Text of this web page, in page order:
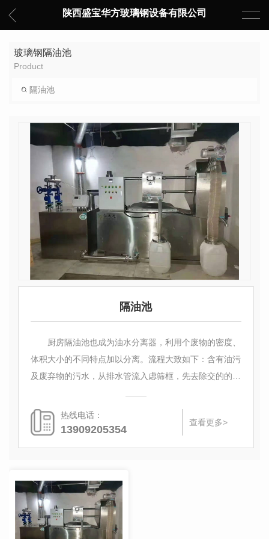
陕西盛宝华方玻璃钢设备有限公司
玻璃钢隔油池
Product
隔油池
隔油池
厨房隔油池也成为油水分离器，利用个废物的密度、
体积大小的不同特点加以分离。流程大致如下：含有油污
及废弃物的污水，从排水管流入虑筛框，先去除交的的菜
弃物...
热线电话：
13909205354
查看更多>